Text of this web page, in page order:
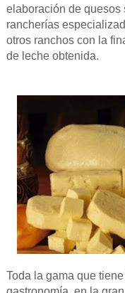
elaboración de quesos
rancherías
otros ranchos con la
de leche obtenida.
Toda la gama que